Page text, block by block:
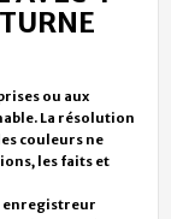
ou aux
La résolution
couleurs ne
les faits et
enregistreur